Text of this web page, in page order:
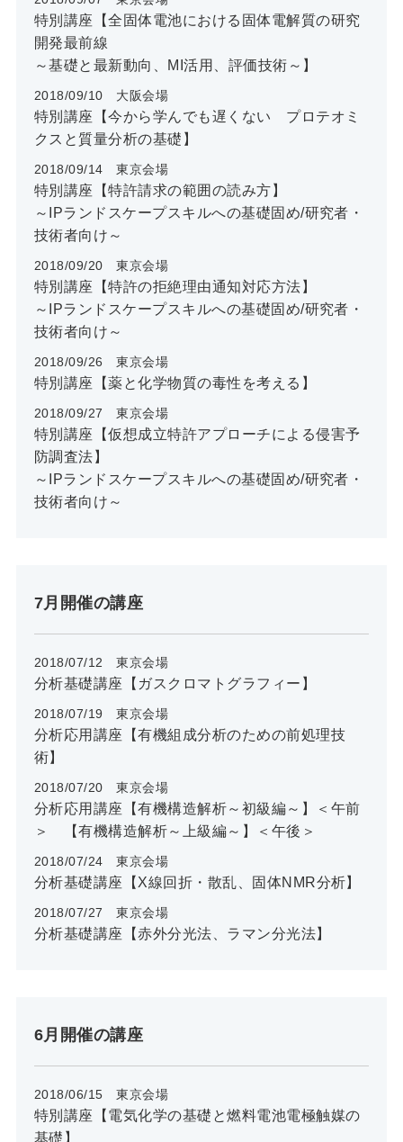
特別講座【全固体電池における固体電解質の研究
開発最前線
～基礎と最新動向、MI活用、評価技術～】
2018/09/10 大阪会場
特別講座【今から学んでも遅くない プロテオミ
クスと質量分析の基礎】
2018/09/14 東京会場
特別講座【特許請求の範囲の読み方】
～IPランドスケープスキルへの基礎固め/研究者・
技術者向け～
2018/09/20 東京会場
特別講座【特許の拒絶理由通知対応方法】
～IPランドスケープスキルへの基礎固め/研究者・
技術者向け～
2018/09/26 東京会場
特別講座【薬と化学物質の毒性を考える】
2018/09/27 東京会場
特別講座【仮想成立特許アプローチによる侵害予
防調査法】
～IPランドスケープスキルへの基礎固め/研究者・
技術者向け～
7月開催の講座
2018/07/12 東京会場
分析基礎講座【ガスクロマトグラフィー】
2018/07/19 東京会場
分析応用講座【有機組成分析のための前処理技
術】
2018/07/20 東京会場
分析応用講座【有機構造解析～初級編～】＜午前
＞ 【有機構造解析～上級編～】＜午後＞
2018/07/24 東京会場
分析基礎講座【X線回折・散乱、固体NMR分析】
2018/07/27 東京会場
分析基礎講座【赤外分光法、ラマン分光法】
6月開催の講座
2018/06/15 東京会場
特別講座【電気化学の基礎と燃料電池電極触媒の
基礎】